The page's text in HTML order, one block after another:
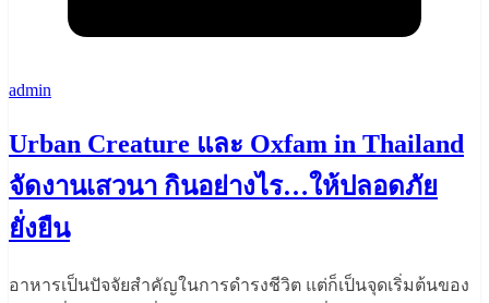
admin
Urban Creature และ Oxfam in Thailand
จัดงานเสวนา กินอย่างไร…ให้ปลอดภัย
ยั่งยืน
อาหารเป็นปัจจัยสำคัญในการดำรงชีวิต แต่ก็เป็นจุดเริ่มต้นของ